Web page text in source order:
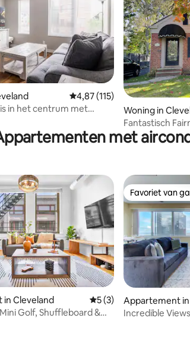
4,93 op 5, 156 recensiesGemiddelde beoordeling van
4,87 (115)
in het centrum met
Woning in
s
met
4,77 op 5, 160 recensies
Cleveland Gemiddelde
5 (3)
Golf, Shuffleboard &
Favoriet van
Favoriet van
Appartement
Incredible